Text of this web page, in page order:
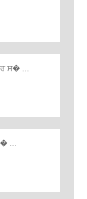
ਸ� ...
...